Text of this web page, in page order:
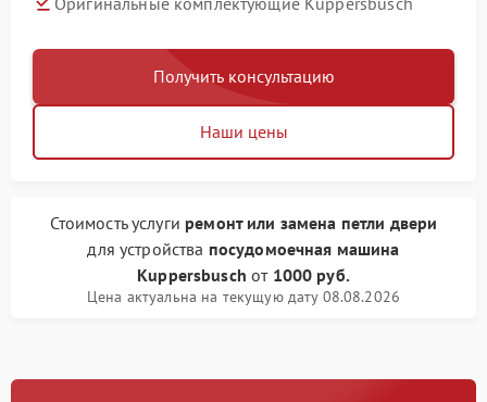
Получить консультацию
Наши цены
Стоимость услуги ремонт или замена петли двери
для устройства посудомоечная машина
Kuppersbusch от 1000 руб.
Цена актуальна на текущую дату 08.08.2026